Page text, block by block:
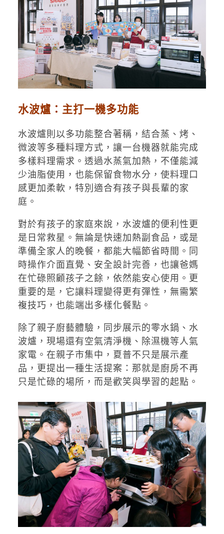
水波爐：主打一機多功能
水波爐則以多功能整合著稱，結合蒸、烤、
微波等多種料理方式，讓一台機器就能完成
多樣料理需求。透過水蒸氣加熱，不僅能減
少油脂使用，也能保留食物水分，使料理口
感更加柔軟，特別適合有孩子與長輩的家
庭。
對於有孩子的家庭來說，水波爐的便利性更
是日常救星。無論是快速加熱副食品，或是
準備全家人的晚餐，都能大幅節省時間。同
時操作介面直覺、安全設計完善，也讓爸媽
在忙碌照顧孩子之餘，依然能安心使用。更
重要的是，它讓料理變得更有彈性，無需繁
複技巧，也能端出多樣化餐點。
除了親子廚藝體驗，同步展示的零水鍋、水
波爐，現場還有空氣清淨機、除濕機等人氣
家電。在親子市集中，夏普不只是展示產
品，更提出一種生活提案：那就是廚房不再
只是忙碌的場所，而是歡笑與學習的起點。